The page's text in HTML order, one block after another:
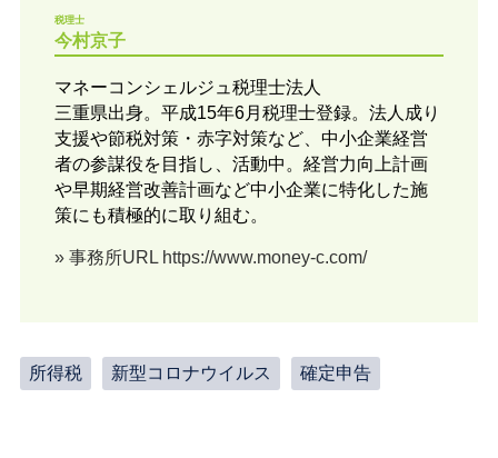
税理士
今村京子
マネーコンシェルジュ税理士法人
三重県出身。平成15年6月税理士登録。法人成り
支援や節税対策・赤字対策など、中小企業経営
者の参謀役を目指し、活動中。経営力向上計画
や早期経営改善計画など中小企業に特化した施
策にも積極的に取り組む。
» 事務所URL https://www.money-c.com/
所得税 新型コロナウイルス 確定申告